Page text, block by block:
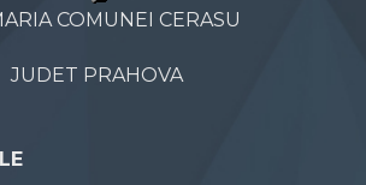
COMUNEI CERASU
JUDET PRAHOVA